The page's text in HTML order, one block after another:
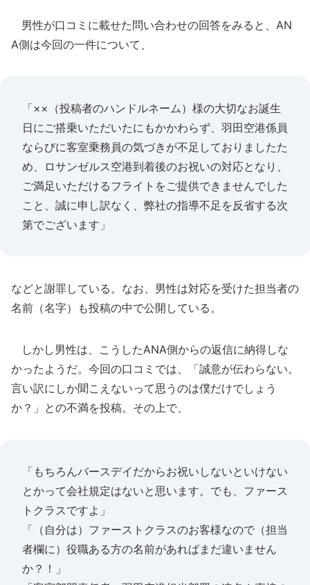
男性が口コミに載せた問い合わせの回答をみると、AN
A側は今回の一件について、
「××（投稿者のハンドルネーム）様の大切なお誕生
日にご搭乗いただいたにもかかわらず、羽田空港係員
ならびに客室乗務員の気づきが不足しておりましたた
め、ロサンゼルス空港到着後のお祝いの対応となり、
ご満足いただけるフライトをご提供できませんでした
こと、誠に申し訳なく、弊社の指導不足を反省する次
第でございます」
などと謝罪している。なお、男性は対応を受けた担当者の
名前（名字）も投稿の中で公開している。
しかし男性は、こうしたANA側からの返信に納得しな
かったようだ。今回の口コミでは、「誠意が伝わらない。
言い訳にしか聞こえないって思うのは僕だけでしょう
か？」との不満を投稿。その上で、
「もちろんバースデイだからお祝いしないといけない
とかって会社規定はないと思います。でも、ファース
トクラスですよ」
「（自分は）ファーストクラスのお客様なので（担当
者欄に）役職ある方の名前があればまだ違いません
か？！」